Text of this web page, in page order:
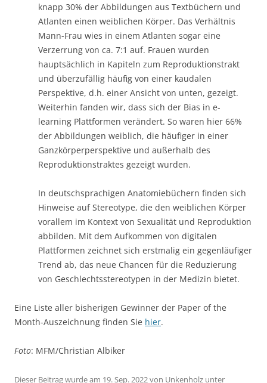
knapp 30% der Abbildungen aus Textbüchern und
Atlanten einen weiblichen Körper. Das Verhältnis
Mann-Frau wies in einem Atlanten sogar eine
Verzerrung von ca. 7:1 auf. Frauen wurden
hauptsächlich in Kapiteln zum Reproduktionstrakt
und überzufällig häufig von einer kaudalen
Perspektive, d.h. einer Ansicht von unten, gezeigt.
Weiterhin fanden wir, dass sich der Bias in e-
learning Plattformen verändert. So waren hier 66%
der Abbildungen weiblich, die häufiger in einer
Ganzkörperperspektive und außerhalb des
Reproduktionstraktes gezeigt wurden.
In deutschsprachigen Anatomiebüchern finden sich
Hinweise auf Stereotype, die den weiblichen Körper
vorallem im Kontext von Sexualität und Reproduktion
abbilden. Mit dem Aufkommen von digitalen
Plattformen zeichnet sich erstmalig ein gegenläufiger
Trend ab, das neue Chancen für die Reduzierung
von Geschlechtsstereotypen in der Medizin bietet.
Eine Liste aller bisherigen Gewinner der Paper of the
Month-Auszeichnung finden Sie hier.
Foto: MFM/Christian Albiker
Dieser Beitrag wurde am 19. Sep. 2022von Unkenholz unter